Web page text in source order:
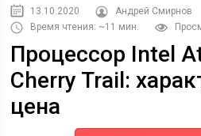
13.10.2020
Андрей Смирнов
Время чтения: ~11 мин.
Процессор Intel
Cherry Trail:
цена